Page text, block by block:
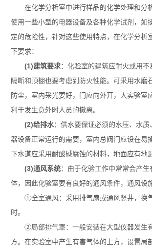
在化学分析室中进行样品的化学处理和分
使用一些小型的电器设备及各种化学试剂，如
定的危险性，针对这些使用特点，在化学分析
下要求：
(1)建筑要求：化验室的建筑应耐火或用不
隔断和顶棚也要考虑到防火性能。可采用水磨
防尘，室内采光要好，门应向外开，大实验室
利于发生意外时人员的撤离。
(2)给排水：供水要保证必须的水压、水
器设备正常运行的需要，室内总阀门应设在易
下水道应采用耐酸碱腐蚀的材料，地面应有地
(3)通风系统：由于化验工作中常常会产生
体，因此化验室要有良好的通风条件，通风设
①全室通风：采用排气扇或通风竖井，换
时。
②局部排气罩：一般安装在大型仪器发生
方。在实验室中产生有害气体的上方，设置局